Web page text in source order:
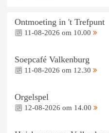
Ontmoeting in 't Trefpunt
11-08-2026 om 10.00
Soepcafé Valkenburg
11-08-2026 om 12.30
Orgelspel
12-08-2026 om 14.00